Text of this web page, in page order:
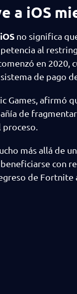
a iOS
iOS no significa
al
en
de pago
Games, afirmó
de
más allá de
con
de